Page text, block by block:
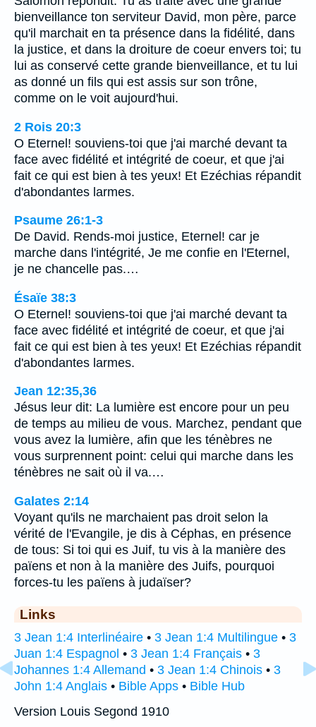
bienveillance ton serviteur David, mon père, parce
qu'il marchait en ta présence dans la fidélité, dans
la justice, et dans la droiture de coeur envers toi; tu
lui as conservé cette grande bienveillance, et tu lui
as donné un fils qui est assis sur son trône,
comme on le voit aujourd'hui.
2 Rois 20:3
O Eternel! souviens-toi que j'ai marché devant ta
face avec fidélité et intégrité de coeur, et que j'ai
fait ce qui est bien à tes yeux! Et Ezéchias répandit
d'abondantes larmes.
Psaume 26:1-3
De David. Rends-moi justice, Eternel! car je
marche dans l'intégrité, Je me confie en l'Eternel,
je ne chancelle pas.…
Ésaïe 38:3
O Eternel! souviens-toi que j'ai marché devant ta
face avec fidélité et intégrité de coeur, et que j'ai
fait ce qui est bien à tes yeux! Et Ezéchias répandit
d'abondantes larmes.
Jean 12:35,36
Jésus leur dit: La lumière est encore pour un peu
de temps au milieu de vous. Marchez, pendant que
vous avez la lumière, afin que les ténèbres ne
vous surprennent point: celui qui marche dans les
ténèbres ne sait où il va.…
Galates 2:14
Voyant qu'ils ne marchaient pas droit selon la
vérité de l'Evangile, je dis à Céphas, en présence
de tous: Si toi qui es Juif, tu vis à la manière des
païens et non à la manière des Juifs, pourquoi
forces-tu les païens à judaïser?
Links
3 Jean 1:4 Interlinéaire • 3 Jean 1:4 Multilingue • 3
Juan 1:4 Espagnol • 3 Jean 1:4 Français • 3
Johannes 1:4 Allemand • 3 Jean 1:4 Chinois • 3
John 1:4 Anglais • Bible Apps • Bible Hub
Version Louis Segond 1910